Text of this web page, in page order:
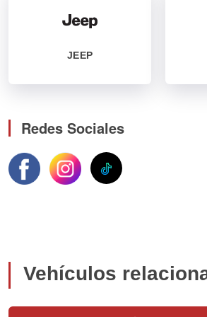
JEEP
Redes Sociales
Vehículos